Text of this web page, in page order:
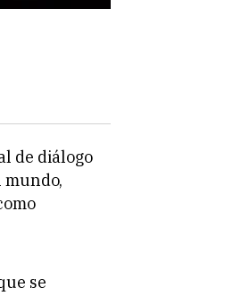
de diálogo
mundo,
se